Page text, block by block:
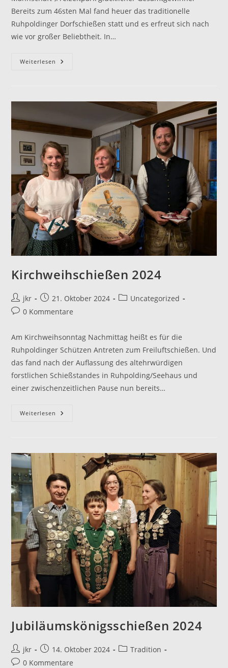
Bereits zum 46sten Mal fand heuer das traditionelle
Ruhpoldinger Dorfschießen statt und es erfreut sich nach
wie vor großer Beliebtheit. In…
Weiterlesen Dorfschießen
Kirchweihschießen 2024
Beitrags-
Autor:
jkr
Beitrag
veröffentlicht:
21. Oktober 2024
Beitrags-
Uncategorized
Beitrags-
0 Kommentare
Am Kirchweihsonntag Nachmittag heißt es für die
Ruhpoldinger Schützen Antreten zum Freiluftschießen. Und
das fand nach der Auflassung des altehrwürdigen
forstlichen Schießstandes in Ruhpolding/Seehaus und
einer zwischenzeitlichen Pause nun bereits…
Weiterlesen Kirchweihschießen
Jubiläumskönigsschießen 2024
Beitrags-
Autor:
jkr
Beitrag
veröffentlicht:
14. Oktober 2024
Beitrags-
Tradition
Beitrags-
0 Kommentare